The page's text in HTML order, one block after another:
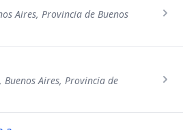
Aires, Provincia de Buenos
Aires, Provincia de